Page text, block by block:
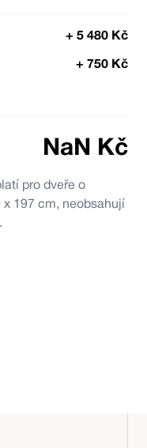
+ 5 480 Kč
+ 750 Kč
NaN Kč
pro dveře o
197 cm, neobsahují